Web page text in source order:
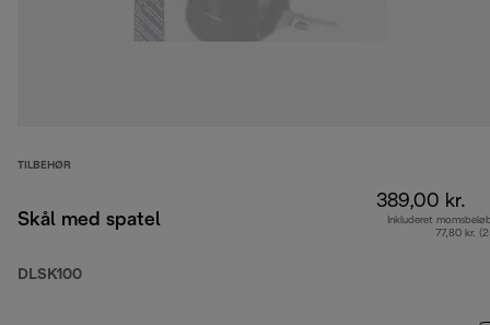
TILBEHØR
Skål med spatel
DLSK100
389,00 kr.
Inkluderet
77,80 kr.